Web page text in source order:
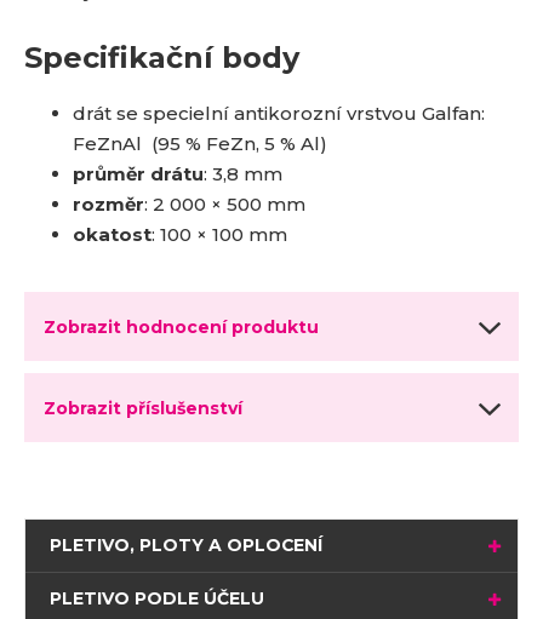
Specifikační body
drát se specielní antikorozní vrstvou Galfan:
FeZnAl (95 % FeZn, 5 % Al)
průměr drátu: 3,8 mm
rozměr: 2 000 × 500 mm
okatost: 100 × 100 mm
Zobrazit hodnocení produktu
Zobrazit příslušenství
PLETIVO, PLOTY A OPLOCENÍ
PLETIVO PODLE ÚČELU